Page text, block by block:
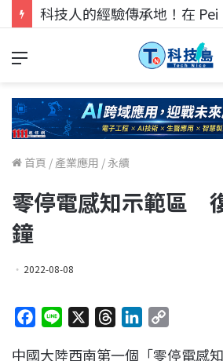
首頁 / 產業應用 /永續
零停電感知示範區
鐘
2022-08-08
中國大陸西南第一個「零停電感